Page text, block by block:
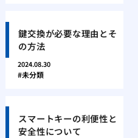
鍵交換が必要な理由とそ
の方法
2024.08.30
未分類
スマートキーの利便性と
安全性について